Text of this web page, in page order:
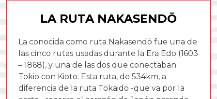
LA RUTA NAKASENDŌ
La conocida como ruta Nakasendō fue una de
las cinco rutas usadas durante la Era Edo (1603
– 1868), y una de las dos que conectaban
Tokio con Kioto. Esta ruta, de 534km, a
diferencia de la ruta Tokaido -que va por la